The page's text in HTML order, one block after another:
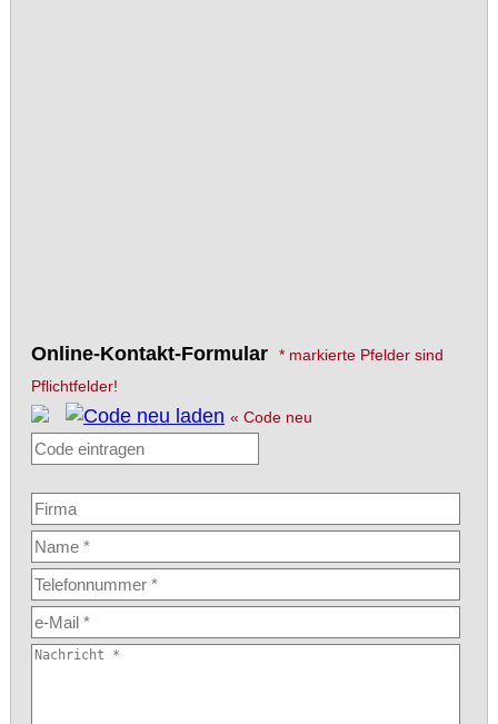
Online-Kontakt-Formular
* markierte Pfelder sind
Pflichtfelder!
« Code neu